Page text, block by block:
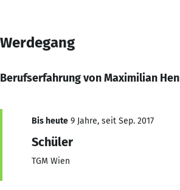
Werdegang
Berufserfahrung von Maximilian
Bis heute 9 Jahre, seit Sep. 2017
Schüler
TGM Wien